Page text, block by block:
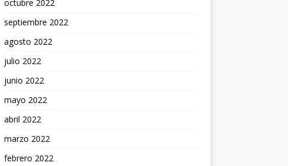
octubre 2022
septiembre 2022
agosto 2022
julio 2022
junio 2022
mayo 2022
abril 2022
marzo 2022
febrero 2022